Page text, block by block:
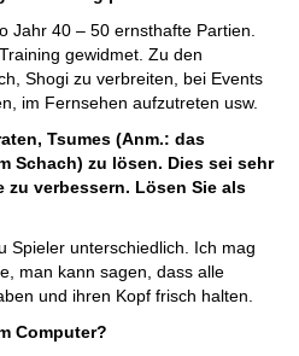
Jahr 40 – 50 ernsthafte Partien.
gewidmet. Zu den
Shogi zu verbreiten, bei Events
im Fernsehen aufzutreten usw.
Tsumes (Anm.: das
Schach) zu lösen. Dies sei sehr
verbessern. Lösen Sie als
Spieler unterschiedlich. Ich mag
man kann sagen, dass alle
und ihren Kopf frisch halten.
Computer?